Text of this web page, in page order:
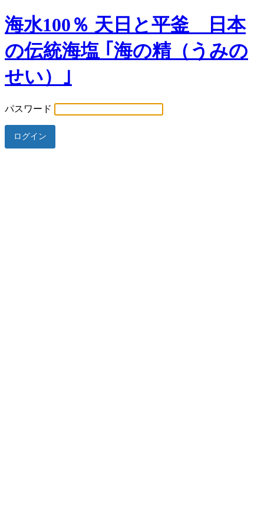
海水100％ 天日と平釜 日本
の伝統海塩 ｢海の精（うみの
せい）｣
パスワード